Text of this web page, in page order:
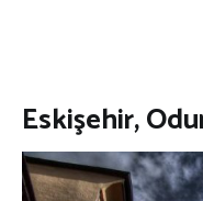
Eskişehir,